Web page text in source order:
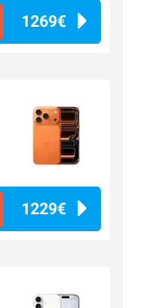
1269€
1229€